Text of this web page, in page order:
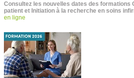
Consultez les nouvelles dates des formations
patient et Initiation à la recherche en soins
en ligne